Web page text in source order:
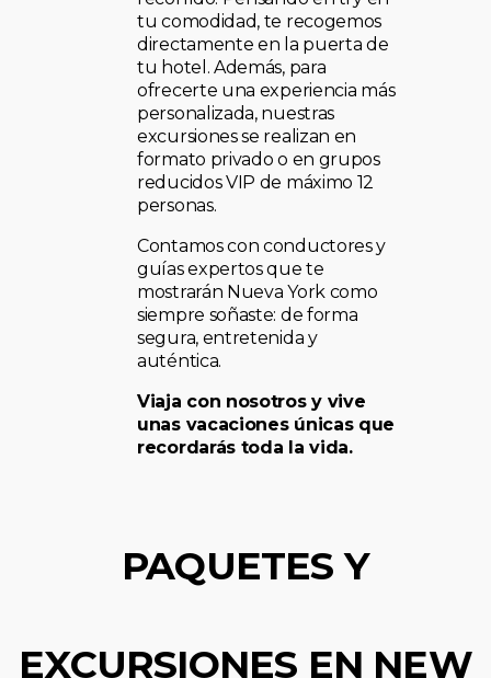
tu comodidad, te recogemos
directamente en la puerta de
tu hotel. Además, para
ofrecerte una experiencia más
personalizada, nuestras
excursiones se realizan en
formato privado o en grupos
reducidos VIP de máximo 12
personas.
Contamos con conductores y
guías expertos que te
mostrarán Nueva York como
siempre soñaste: de forma
segura, entretenida y
auténtica.
Viaja con nosotros y vive
unas vacaciones únicas que
recordarás toda la vida.
PAQUETES Y
EXCURSIONES EN NEW